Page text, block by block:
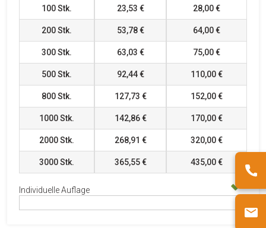
100Stk. 23,53 € 28,00 €
200Stk. 53,78 € 64,00 €
300Stk. 63,03 € 75,00 €
500Stk. 92,44 € 110,00 €
800Stk. 127,73 € 152,00 €
1000Stk. 142,86 € 170,00 €
2000Stk. 268,91 € 320,00 €
3000Stk. 365,55 € 435,00 €
Individuelle Auflage